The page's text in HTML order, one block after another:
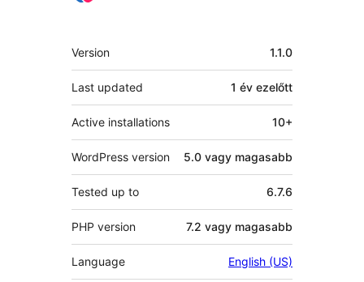
Meta
Version 1.1.0
Last updated 1 év ezelőtt
Active installations 10+
WordPress version 5.0 vagy magasabb
Tested up to 6.7.6
PHP version 7.2 vagy magasabb
Language English (US)